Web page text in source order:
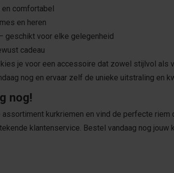
comfortabel
en heren
geschikt voor elke gelegenheid
cadeau
je voor een accessoire dat zowel stijlvol als
nog en ervaar zelf de unieke uitstraling en
nog!
kurkriemen en vind de perfecte riem
klantenservice. Bestel vandaag nog jouw